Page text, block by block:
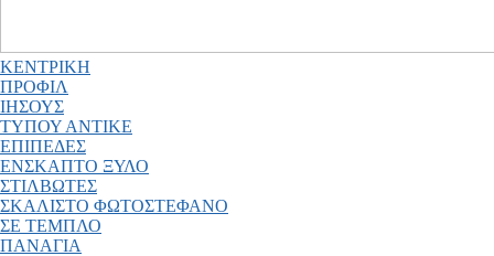
ΚΕΝΤΡΙΚΗ
ΠΡΟΦΙΛ
ΙΗΣΟΥΣ
ΤΥΠΟΥ ΑΝΤΙΚΕ
ΕΠΙΠΕΔΕΣ
ΕΝΣΚΑΠΤΟ ΞΥΛΟ
ΣΤΙΛΒΩΤΕΣ
ΣΚΑΛΙΣΤΟ ΦΩΤΟΣΤΕΦΑΝΟ
ΣΕ ΤΕΜΠΛΟ
ΠΑΝΑΓΙΑ